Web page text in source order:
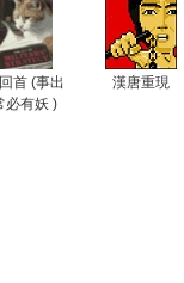
首 (事出
必有妖 )
漢唐重現